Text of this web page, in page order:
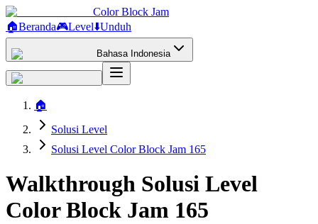
Color Block Jam
🏠Beranda🎮Level⬇️Unduh
Bahasa Indonesia
🏠
Solusi Level
Solusi Level Color Block Jam 165
Walkthrough Solusi Level
Color Block Jam 165